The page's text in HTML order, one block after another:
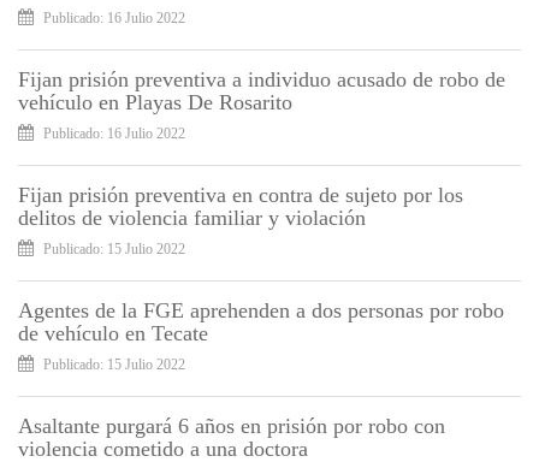
Publicado: 16 Julio 2022
Fijan prisión preventiva a individuo acusado de robo de
vehículo en Playas De Rosarito
Publicado: 16 Julio 2022
Fijan prisión preventiva en contra de sujeto por los
delitos de violencia familiar y violación
Publicado: 15 Julio 2022
Agentes de la FGE aprehenden a dos personas por robo
de vehículo en Tecate
Publicado: 15 Julio 2022
Asaltante purgará 6 años en prisión por robo con
violencia cometido a una doctora